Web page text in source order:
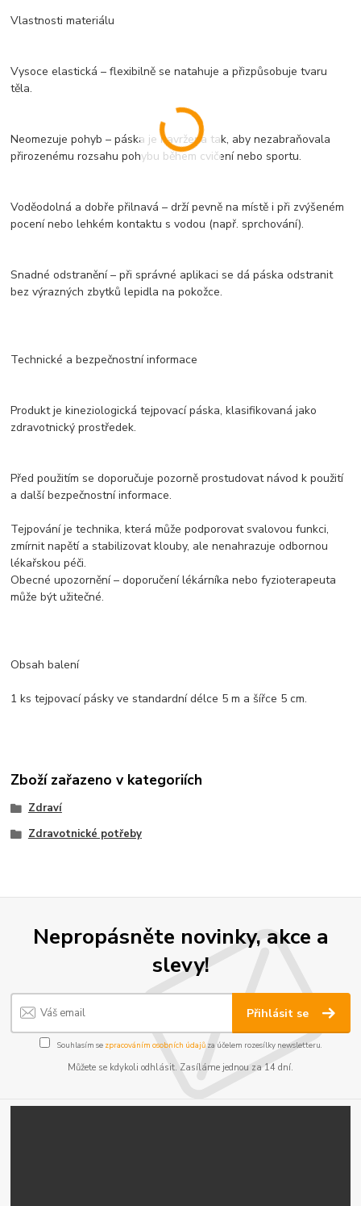
Vlastnosti materiálu
Vysoce elastická – flexibilně se natahuje a přizpůsobuje tvaru
těla.
Neomezuje pohyb – páska je navržena tak, aby nezabraňovala
přirozenému rozsahu pohybu během cvičení nebo sportu.
Voděodolná a dobře přilnavá – drží pevně na místě i při zvýšeném
pocení nebo lehkém kontaktu s vodou (např. sprchování).
Snadné odstranění – při správné aplikaci se dá páska odstranit
bez výrazných zbytků lepidla na pokožce.
Technické a bezpečnostní informace
Produkt je kineziologická tejpovací páska, klasifikovaná jako
zdravotnický prostředek.
Před použitím se doporučuje pozorně prostudovat návod k použití
a další bezpečnostní informace.
Tejpování je technika, která může podporovat svalovou funkci,
zmírnit napětí a stabilizovat klouby, ale nenahrazuje odbornou
lékařskou péči.
Obecné upozornění – doporučení lékárníka nebo fyzioterapeuta
může být užitečné.
Obsah balení
1 ks tejpovací pásky ve standardní délce 5 m a šířce 5 cm.
Zboží zařazeno v kategoriích
Zdraví
Zdravotnické potřeby
Nepropásněte novinky, akce a
slevy!
Přihlásit se
Souhlasím se zpracováním osobních údajůza účelem rozesílky newsletteru.
Můžete se kdykoli odhlásit. Zasíláme jednou za 14 dní.